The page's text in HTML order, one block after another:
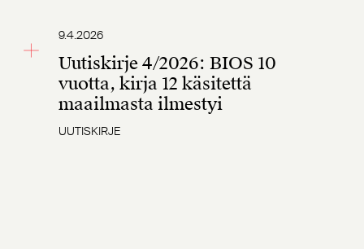
9.4.2026
Uutiskirje 4/2026: BIOS 10
vuotta, kirja 12 käsitettä
maailmasta ilmestyi
UUTISKIRJE